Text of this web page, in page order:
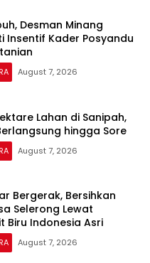
Desman Minang
Insentif Kader Posyandu
August 7, 2026
Lahan di Sanipah,
hingga Sore
August 7, 2026
Bergerak, Bersihkan
Selerong Lewat
Biru Indonesia Asri
August 7, 2026